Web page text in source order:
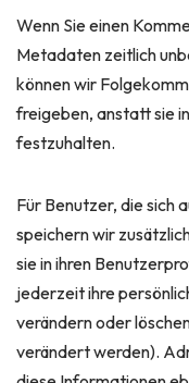
Wenn Sie einen
Metadaten zeitlich
können wir
freigeben, anstatt sie
festzuhalten.
Für Benutzer, die sich
speichern wir
sie in ihren
jederzeit ihre
verändern oder
verändert werden).